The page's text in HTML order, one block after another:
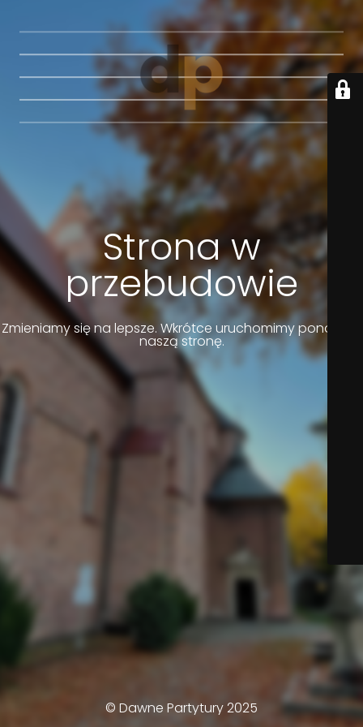
Strona w
przebudowie
Zmieniamy się na lepsze. Wkrótce uruchomimy ponownie
naszą stronę.
© Dawne Partytury 2025